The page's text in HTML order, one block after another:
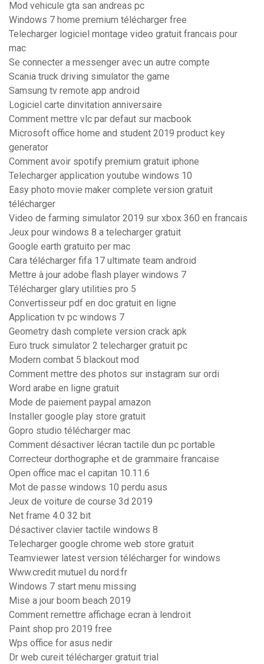
Mod vehicule gta san andreas pc
Windows 7 home premium télécharger free
Telecharger logiciel montage video gratuit francais pour
mac
Se connecter a messenger avec un autre compte
Scania truck driving simulator the game
Samsung tv remote app android
Logiciel carte dinvitation anniversaire
Comment mettre vlc par defaut sur macbook
Microsoft office home and student 2019 product key
generator
Comment avoir spotify premium gratuit iphone
Telecharger application youtube windows 10
Easy photo movie maker complete version gratuit
télécharger
Video de farming simulator 2019 sur xbox 360 en francais
Jeux pour windows 8 a telecharger gratuit
Google earth gratuito per mac
Cara télécharger fifa 17 ultimate team android
Mettre à jour adobe flash player windows 7
Télécharger glary utilities pro 5
Convertisseur pdf en doc gratuit en ligne
Application tv pc windows 7
Geometry dash complete version crack apk
Euro truck simulator 2 telecharger gratuit pc
Modern combat 5 blackout mod
Comment mettre des photos sur instagram sur ordi
Word arabe en ligne gratuit
Mode de paiement paypal amazon
Installer google play store gratuit
Gopro studio télécharger mac
Comment désactiver lécran tactile dun pc portable
Correcteur dorthographe et de grammaire francaise
Open office mac el capitan 10.11.6
Mot de passe windows 10 perdu asus
Jeux de voiture de course 3d 2019
Net frame 4.0 32 bit
Désactiver clavier tactile windows 8
Telecharger google chrome web store gratuit
Teamviewer latest version télécharger for windows
Www.credit mutuel du nord.fr
Windows 7 start menu missing
Mise a jour boom beach 2019
Comment remettre affichage ecran à lendroit
Paint shop pro 2019 free
Wps office for asus nedir
Dr web cureit télécharger gratuit trial